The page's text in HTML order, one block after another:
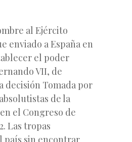
al Ejército
enviado a España en
el poder
VII, de
decisión Tomada por
de la
el Congreso de
Las tropas
país sin encontrar